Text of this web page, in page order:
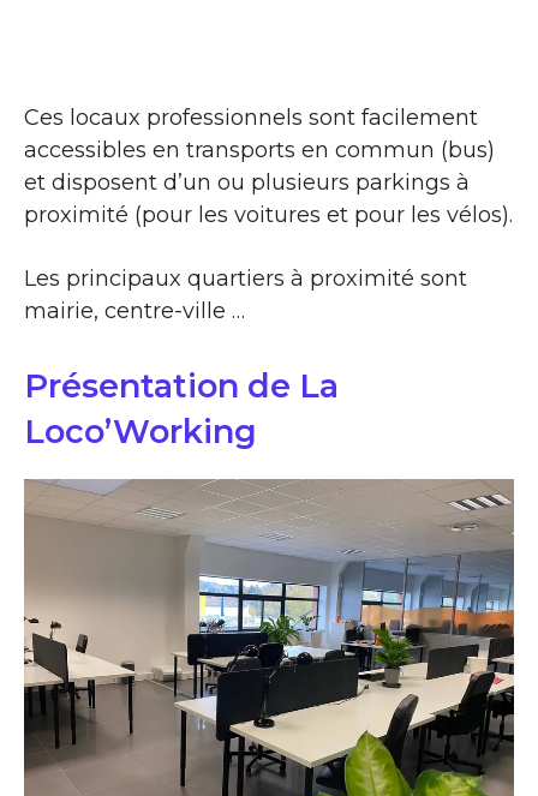
Ces locaux professionnels sont facilement
accessibles en transports en commun (bus)
et disposent d’un ou plusieurs parkings à
proximité (pour les voitures et pour les vélos).
Les principaux quartiers à proximité sont
mairie, centre-ville …
Présentation de La
Loco’Working